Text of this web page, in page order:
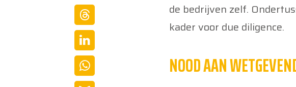
de bedrijven zelf.
kader voor due diligence.
NOOD AAN